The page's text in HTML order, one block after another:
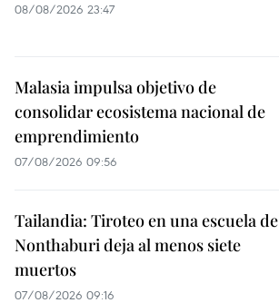
08/08/2026 23:47
Malasia impulsa objetivo de
consolidar ecosistema nacional de
emprendimiento
07/08/2026 09:56
Tailandia: Tiroteo en una escuela de
Nonthaburi deja al menos siete
muertos
07/08/2026 09:16